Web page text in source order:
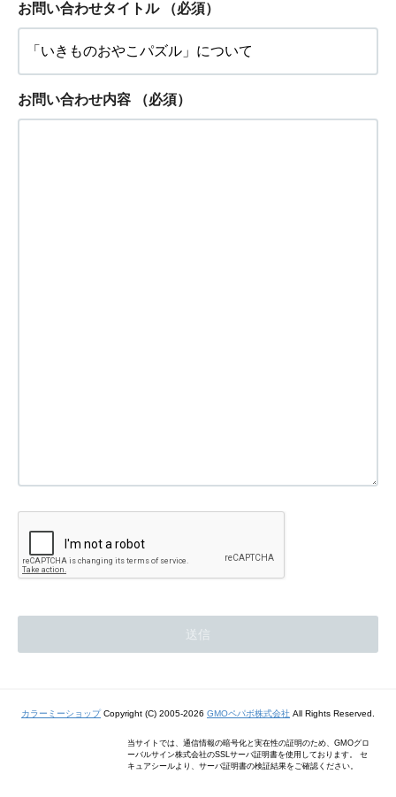
お問い合わせタイトル （必須）
お問い合わせ内容 （必須）
カラーミーショップCopyright (C) 2005-2026 GMOペパボ株式会社 All Rights Reserved.
当サイトでは、通信情報の暗号化と実在性の証明のため、GMOグロ
ーバルサイン株式会社のSSLサーバ証明書を使用しております。 セ
キュアシールより、サーバ証明書の検証結果をご確認ください。